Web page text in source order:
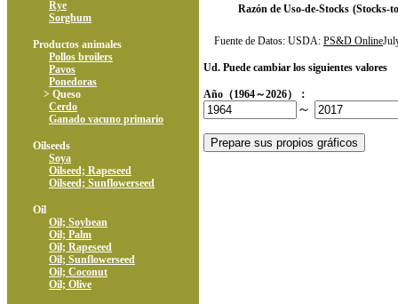
Rye
Sorghum
Productos animales
Pollos broilers
Pavos
Ponedoras
> Queso
Cerdo
Ganado vacuno primario
Oilseeds
Soya
Oilseed; Rapeseed
Oilseed; Sunflowerseed
Oil
Oil; Soybean
Oil; Palm
Oil; Rapeseed
Oil; Sunflowerseed
Oil; Coconut
Oil; Olive
Razón de Uso-de-Stocks (Stocks-
Fuente de Datos: USDA: PS&D Online
Ud. Puede cambiar los siguientes valores
Año（1964～2026）：
～